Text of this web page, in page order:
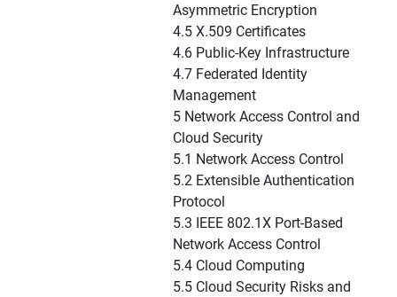
Asymmetric Encryption
4.5 X.509 Certificates
4.6 Public-Key Infrastructure
4.7 Federated Identity
Management
5 Network Access Control and
Cloud Security
5.1 Network Access Control
5.2 Extensible Authentication
Protocol
5.3 IEEE 802.1X Port-Based
Network Access Control
5.4 Cloud Computing
5.5 Cloud Security Risks and